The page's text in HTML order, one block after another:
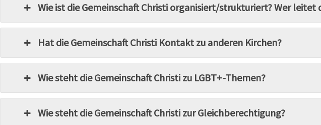
Wie ist die Gemeinschaft Christi organisiert/strukturiert? Wer leitet
Hat die Gemeinschaft Christi Kontakt zu anderen Kirchen?
Wie steht die Gemeinschaft Christi zu LGBT+-Themen?
Wie steht die Gemeinschaft Christi zur Gleichberechtigung?